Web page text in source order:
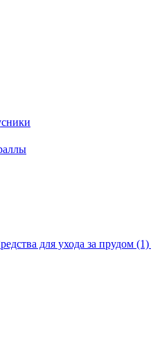
для ухода за прудом (1)